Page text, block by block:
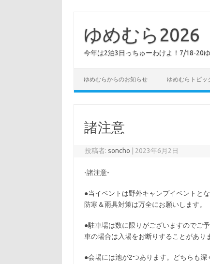
ゆめむら2026
今年は2泊3日っちゅーわけよ！7/18-20
ゆめむらからのお知らせ ゆめむらトピッ
諸注意
投稿者:soncho 2023年6月2日
-諸注意-
●当イベントは野外キャンプイベントと
防寒＆雨具対策は万全にお願いします。
●駐車場は数に限りがございますのでご
車の場合は入場をお断りすることがあり
●会場には池が2つあります。どちらも